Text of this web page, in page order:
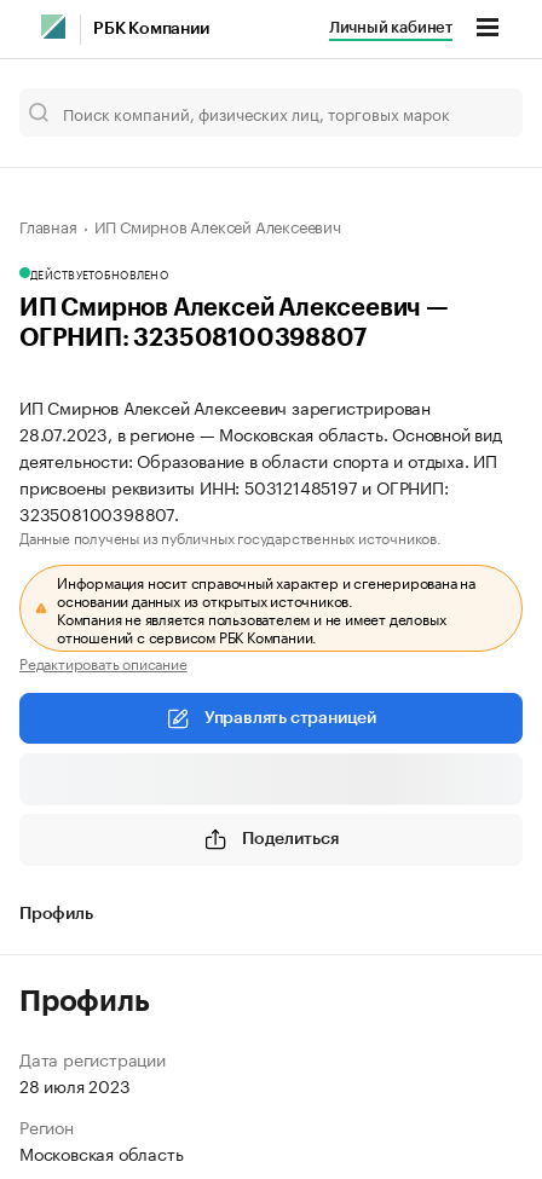
РБК Компании Личный кабинет
Главная ИП Смирнов Алексей Алексеевич
ДЕЙСТВУЕТОБНОВЛЕНО
ИП Смирнов Алексей Алексеевич —
ОГРНИП: 323508100398807
ИП Смирнов Алексей Алексеевич зарегистрирован
28.07.2023, в регионе — Московская область. Основной вид
деятельности: Образование в области спорта и отдыха. ИП
присвоены реквизиты ИНН: 503121485197 и ОГРНИП:
323508100398807.
Данные получены из публичных государственных источников.
Информация носит справочный характер и сгенерирована на
основании данных из открытых источников.
Компания не является пользователем и не имеет деловых
отношений с сервисом РБК Компании.
Редактировать описание
Управлять страницей
Поделиться
Профиль
Профиль
Дата регистрации
28 июля 2023
Регион
Московская область